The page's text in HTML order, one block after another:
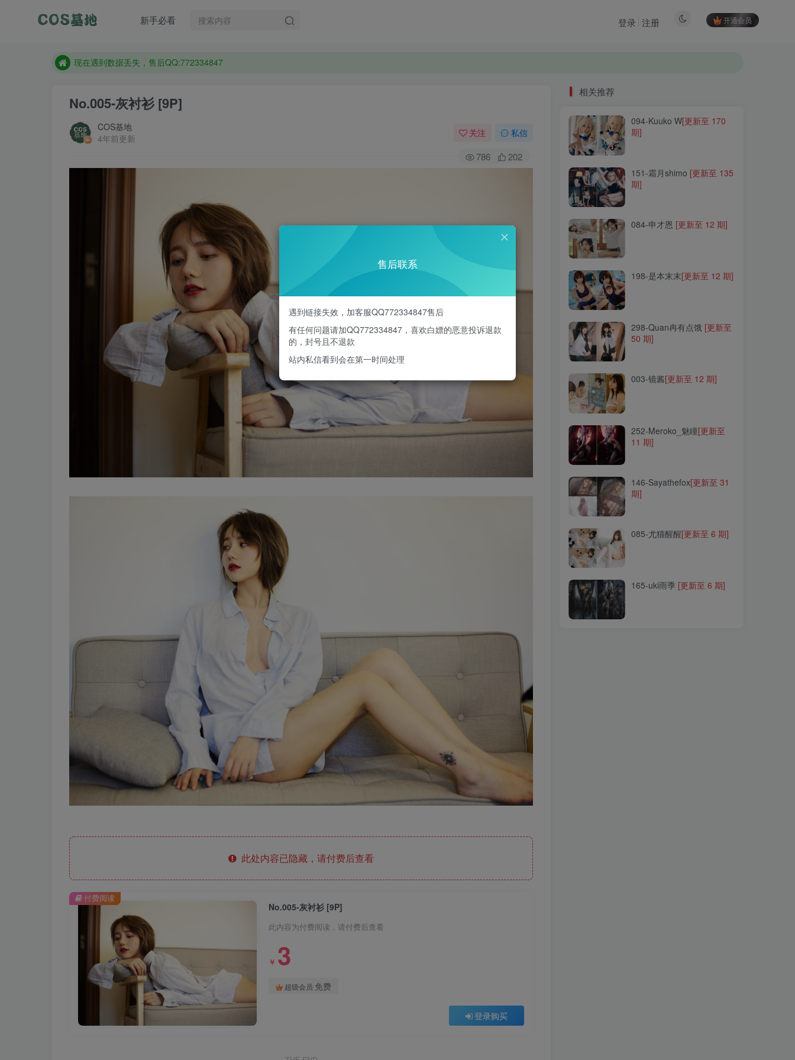
新手必看 开通会员
登录 注册
售后QQ:772334847
现在遇到数据丢失，售后QQ:772334847
想看那个coser作品，请在搜索框搜索
No.005-灰衬衫 [9P]
COS基地
4年前更新
关注 私信
786 202
此处内容已隐藏，请付费后查看
No.005-灰衬衫 [9P]
此内容为付费阅读，请付费后查看
￥ 3
超级会员 免费
登录购买
付费阅读
084-申才恩
003-镜酱
146-Sayathefox
085-尤猫醒醒
相关推荐
094-Kuuko W[更新至 170
期]
151-霜月shimo [更新至 135
期]
084-申才恩 [更新至 12 期]
198-是本末末[更新至 12 期]
298-Quan冉有点饿 [更新至
50 期]
003-镜酱[更新至 12 期]
252-Meroko_魅瞳[更新至
11 期]
146-Sayathefox[更新至 31
期]
085-尤猫醒醒[更新至 6 期]
165-uki雨季 [更新至 6 期]
售后联系
遇到链接失效，加客服QQ772334847售后
有任何问题请加QQ772334847，喜欢白嫖的恶意投诉退款
的，封号且不退款
站内私信看到会在第一时间处理